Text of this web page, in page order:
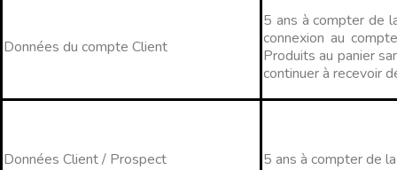
Données du compte Client
5 ans à compter de
connexion au
Produits au panier
continuer à recevoir
Données Client / Prospect 5 ans à compter de